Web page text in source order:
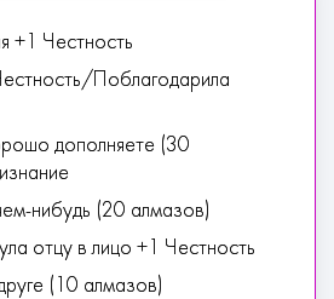
+1 Честность
Поблагодарила
дополняете (30
нибудь (20 алмазов)
отцу в лицо +1 Честность
(10 алмазов)